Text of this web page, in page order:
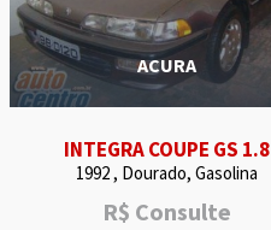
ACURA
INTEGRA COUPE GS 1.8
1992 , Dourado, Gasolina
R$ Consulte